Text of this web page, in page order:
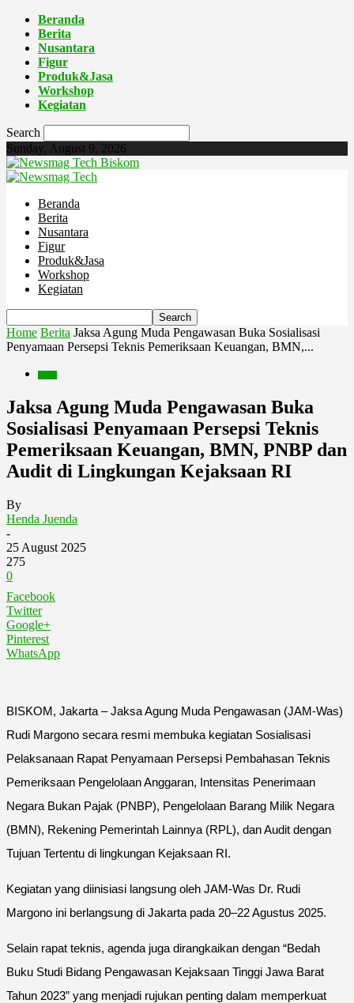
Beranda
Berita
Nusantara
Figur
Produk&Jasa
Workshop
Kegiatan
Search
Sunday, August 9, 2026
Biskom
Beranda
Berita
Nusantara
Figur
Produk&Jasa
Workshop
Kegiatan
Home Berita Jaksa Agung Muda Pengawasan Buka Sosialisasi
Penyamaan Persepsi Teknis Pemeriksaan Keuangan, BMN,...
Jaksa Agung Muda Pengawasan Buka
Sosialisasi Penyamaan Persepsi Teknis
Pemeriksaan Keuangan, BMN, PNBP dan
Audit di Lingkungan Kejaksaan RI
By
Henda Juenda
-
25 August 2025
275
0
Facebook
Twitter
Google+
Pinterest
WhatsApp
BISKOM, Jakarta – Jaksa Agung Muda Pengawasan (JAM-Was)
Rudi Margono secara resmi membuka kegiatan Sosialisasi
Pelaksanaan Rapat Penyamaan Persepsi Pembahasan Teknis
Pemeriksaan Pengelolaan Anggaran, Intensitas Penerimaan
Negara Bukan Pajak (PNBP), Pengelolaan Barang Milik Negara
(BMN), Rekening Pemerintah Lainnya (RPL), dan Audit dengan
Tujuan Tertentu di lingkungan Kejaksaan RI.
Kegiatan yang diinisiasi langsung oleh JAM-Was Dr. Rudi
Margono ini berlangsung di Jakarta pada 20–22 Agustus 2025.
Selain rapat teknis, agenda juga dirangkaikan dengan “Bedah
Buku Studi Bidang Pengawasan Kejaksaan Tinggi Jawa Barat
Tahun 2023” yang menjadi rujukan penting dalam memperkuat